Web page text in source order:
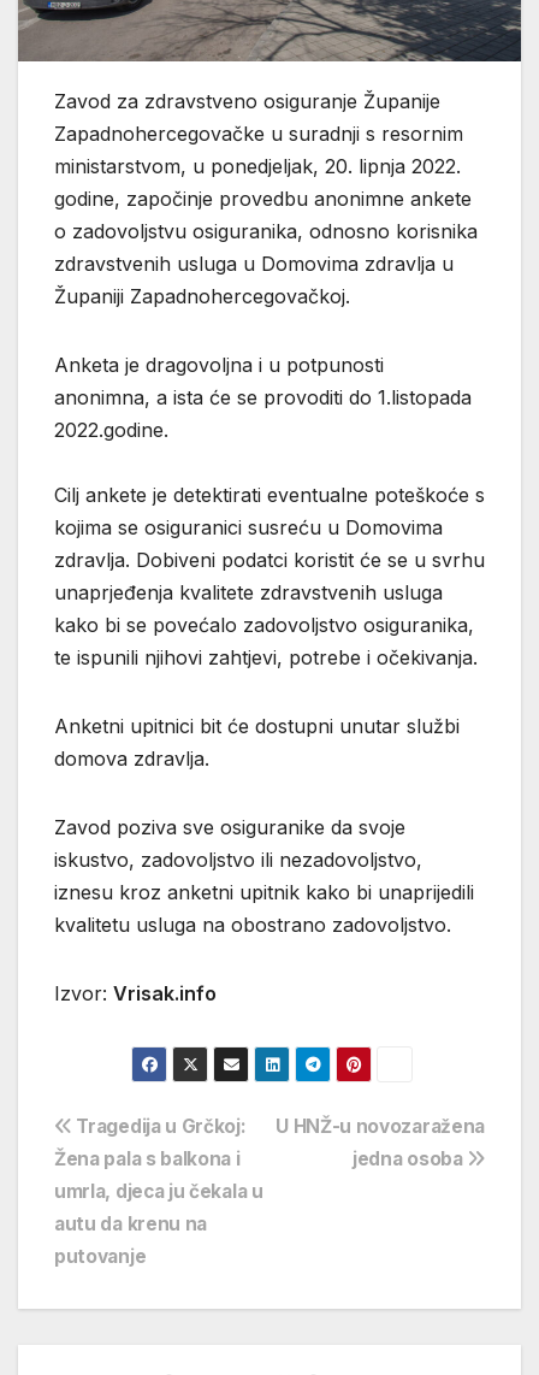
Zavod za zdravstveno osiguranje Županije
Zapadnohercegovačke u suradnji s resornim
ministarstvom, u ponedjeljak, 20. lipnja 2022.
godine, započinje provedbu anonimne ankete
o zadovoljstvu osiguranika, odnosno korisnika
zdravstvenih usluga u Domovima zdravlja u
Županiji Zapadnohercegovačkoj.
Anketa je dragovoljna i u potpunosti
anonimna, a ista će se provoditi do 1.listopada
2022.godine.
Cilj ankete je detektirati eventualne poteškoće s
kojima se osiguranici susreću u Domovima
zdravlja. Dobiveni podatci koristit će se u svrhu
unaprjeđenja kvalitete zdravstvenih usluga
kako bi se povećalo zadovoljstvo osiguranika,
te ispunili njihovi zahtjevi, potrebe i očekivanja.
Anketni upitnici bit će dostupni unutar službi
domova zdravlja.
Zavod poziva sve osiguranike da svoje
iskustvo, zadovoljstvo ili nezadovoljstvo,
iznesu kroz anketni upitnik kako bi unaprijedili
kvalitetu usluga na obostrano zadovoljstvo.
Izvor: Vrisak.info
Navigacija
objava
U HNŽ-u novozaražena
jedna osoba
Tragedija u Grčkoj:
Žena pala s balkona i
umrla, djeca ju čekala u
autu da krenu na
putovanje